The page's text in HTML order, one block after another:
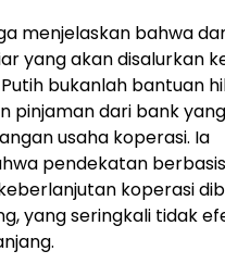
menjelaskan bahwa
yang akan disalurkan
bukanlah bantuan
pinjaman dari bank
usaha koperasi. Ia
pendekatan
koperasi
yang seringkali tidak